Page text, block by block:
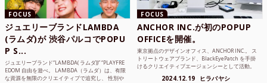
FOCUS
ジュエリーブランドLAMBDA
(ラムダ)が 渋谷パルコでPOPU
P S...
ジュエリーブランド“LAMBDA( ラムダ))” “PLAYFRE
EDOM 自由を遊べ。 LAMBDA（ラムダ）は、有限
な資源を無限のクリエイティブで追究し、 性別や
FOCUS
ANCHOR INC.が初のPOPUP
OFFICEを開催。
東京拠点のデザインオフィス、ANCHOR INC.。 ス
トリートウェアブランド、BlackEyePatch を手掛
けるクリエイティブエージェンシーとして活動。
2024.12.19 ヒラバヤシ